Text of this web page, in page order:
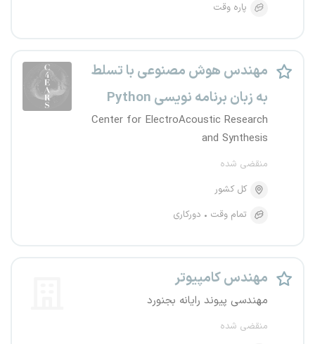
پاره وقت
مهندس هوش مصنوعی با تسلط
به زبان برنامه نویسی Python
Center for ElectroAcoustic Research
and Synthesis
منقضی شده
کل کشور
تمام وقت
دورکاری
مهندس کامپیوتر
مهندسی پیوند رایانه بجنورد
منقضی شده